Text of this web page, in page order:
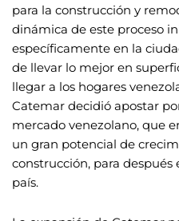
para la construcción y
dinámica de este proceso
específicamente en la
de llevar lo mejor en
llegar a los hogares
Catemar decidió apostar
mercado venezolano, que
un gran potencial de
construcción, para después
país.